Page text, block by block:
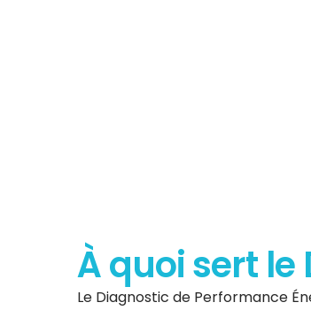
À quoi sert le
Le Diagnostic de Performance